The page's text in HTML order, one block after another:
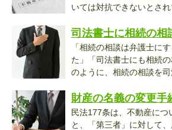
いては対抗できないとされ
司法書士に相続の相
「相続の相談は弁護士に
た」「司法書士にも相続
のように、相続の相談を司
財産の名義の変更手
民法177条は、不動産につ
と、「第三者」に対して